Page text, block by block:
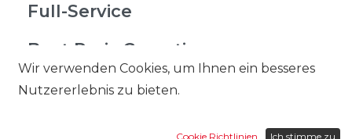
Full-Service
Best Preis Garantie
Nähatelier
Wir verwenden Cookies, um Ihnen ein besseres
Nutzererlebnis zu bieten.
Cookie Richtlinien Ich stimme zu